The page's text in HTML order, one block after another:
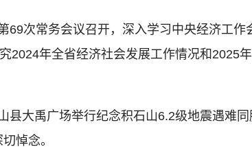
次常务会议召开，深入学习中央经济工作
2024年全省经济社会发展工作情况和2025
禹广场举行纪念积石山6.2级地震遇难同
悼念。